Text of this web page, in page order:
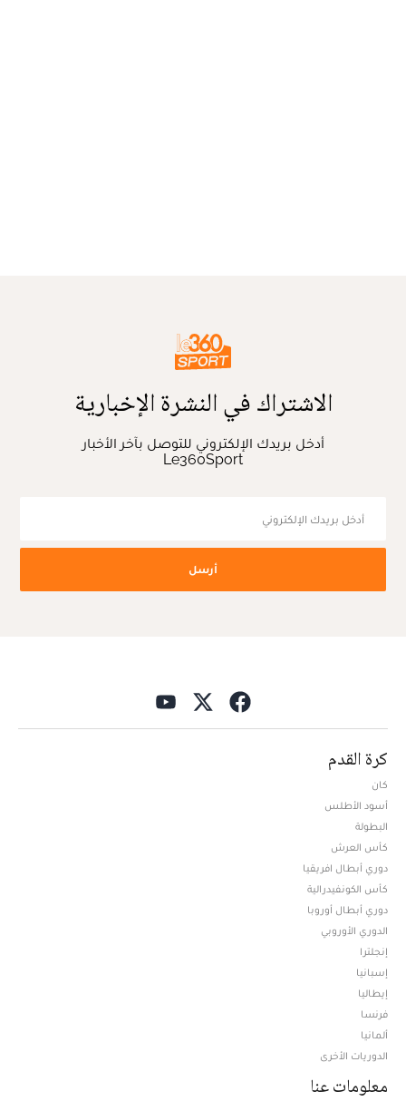
الاشتراك في النشرة الإخبارية
أدخل بريدك الإلكتروني للتوصل بآخر الأخبار
Le360Sport
أرسل
كرة القدم
كان
أسود الأطلس
البطولة
كأس العرش
دوري أبطال افريقيا
كأس الكونفيدرالية
دوري أبطال أوروبا
الدوري الأوروبي
إنجلترا
إسبانيا
إيطاليا
فرنسا
ألمانيا
الدوريات الأخرى
معلومات عنا